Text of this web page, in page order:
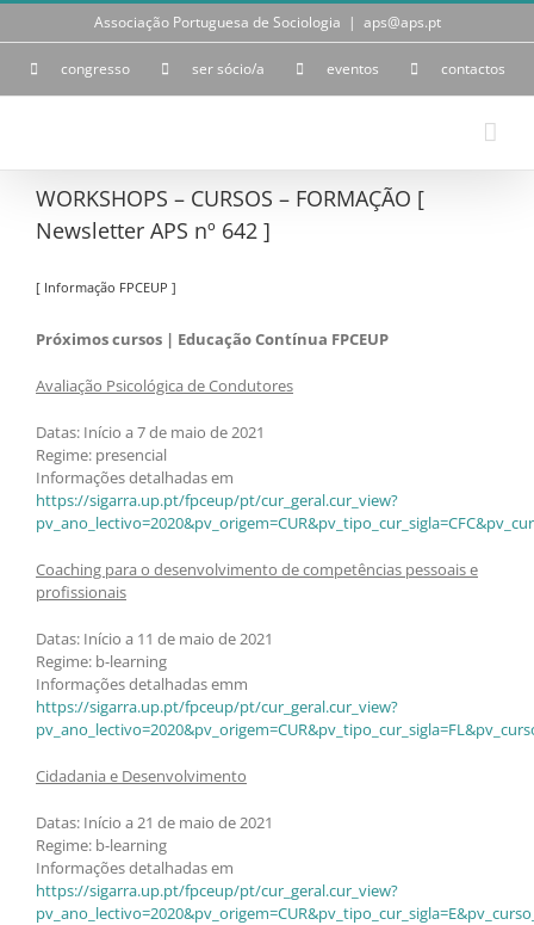
Skip
Associação Portuguesa de Sociologia | aps@aps.pt
congresso ser sócio/a eventos contactos
WORKSHOPS – CURSOS – FORMAÇÃO [
Newsletter APS nº 642 ]
[ Informação FPCEUP ]
Próximos cursos | Educação Contínua FPCEUP
Avaliação Psicológica de Condutores
Datas: Início a 7 de maio de 2021
Regime: presencial
Informações detalhadas em
https://sigarra.up.pt/fpceup/pt/cur_geral.cur_view?
Coaching para o desenvolvimento de competências pessoais e
profissionais
Datas: Início a 11 de maio de 2021
Regime: b-learning
Informações detalhadas emm
https://sigarra.up.pt/fpceup/pt/cur_geral.cur_view?
Cidadania e Desenvolvimento
Datas: Início a 21 de maio de 2021
Regime: b-learning
Informações detalhadas em
https://sigarra.up.pt/fpceup/pt/cur_geral.cur_view?